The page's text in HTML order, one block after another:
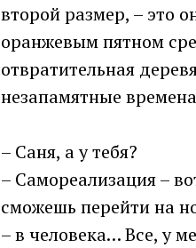
второй размер, – это
оранжевым пятном
отвратительная
незапамятные
– Саня, а у тебя?
– Самореализация –
сможешь перейти на
– в человека… Все, у